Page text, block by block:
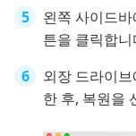
왼쪽 사이드
튼을 클릭합니
외장 드라이
한 후, 복원을